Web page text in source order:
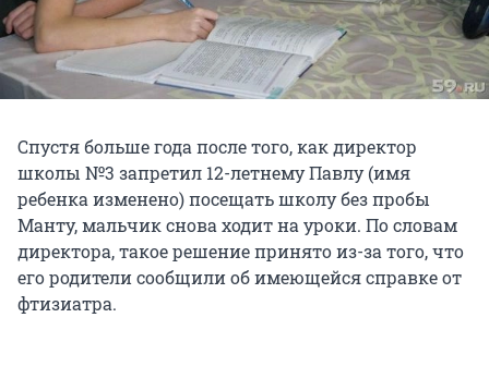
Спустя больше года после того, как директор
школы №3 запретил 12-летнему Павлу (имя
ребенка изменено) посещать школу без пробы
Манту, мальчик снова ходит на уроки. По словам
директора, такое решение принято из-за того, что
его родители сообщили об имеющейся справке от
фтизиатра.